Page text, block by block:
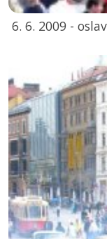
6. 6. 2009 -